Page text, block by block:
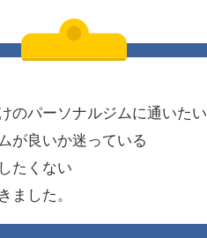
のパーソナルジムに通いたい
が良いか迷っている
たくない
ました。